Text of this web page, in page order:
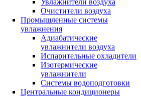
Очистители воздуха
Промышленные системы
увлажнения
Адиабатические
увлажнители воздуха
Испарительные охладители
Изотермические
увлажнители
Системы водоподготовки
Центральные кондиционеры